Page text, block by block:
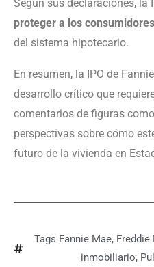
Según sus declaraciones, la
proteger a los consumidores
del sistema hipotecario.
En resumen, la IPO de
desarrollo crítico que
comentarios de figuras
perspectivas sobre cómo
futuro de la vivienda en
Tags Fannie Mae, Freddie
inmobiliario,